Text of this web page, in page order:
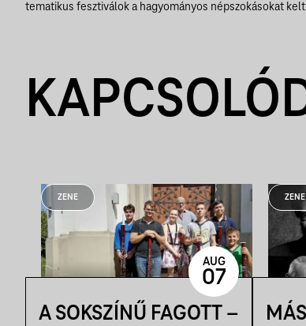
tematikus fesztiválok a hagyományos népszokásokat
ZENE
A SOKSZÍNŰ FAGOTT –
AUG
07
ZENE